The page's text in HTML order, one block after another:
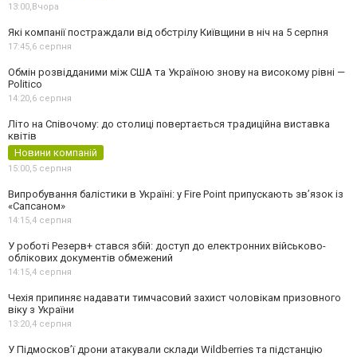
13:00, Вчора
Які компанії постраждали від обстрілу Київщини в ніч на 5 серпня
17:45, 6 серпня
Обмін розвідданими між США та Україною знову на високому рівні —
Politico
14:20, 6 серпня
Літо на Співочому: до столиці повертається традиційна виставка
квітів
Новини компаній
15:00, 5 серпня
Випробування балістики в Україні: у Fire Point припускають зв’язок із
«Сапсаном»
14:15, 4 серпня
У роботі Резерв+ стався збій: доступ до електронних військово-
облікових документів обмежений
14:15, 4 серпня
Чехія припиняє надавати тимчасовий захист чоловікам призовного
віку з України
13:20, 4 серпня
У Підмосков’ї дрони атакували склади Wildberries та підстанцію